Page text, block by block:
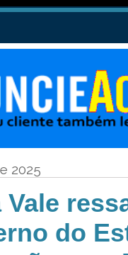
2025
Vale
do